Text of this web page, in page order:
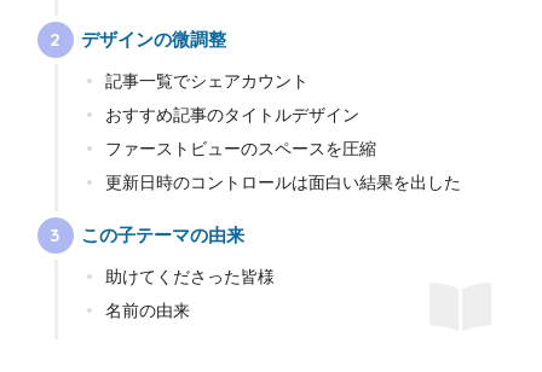
デザインの微調整
記事一覧でシェアカウント
おすすめ記事のタイトルデザイン
ファーストビューのスペースを圧縮
更新日時のコントロールは面白い結果を出した
この子テーマの由来
助けてくださった皆様
名前の由来